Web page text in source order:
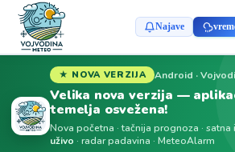
Najave
★ NOVA VERZIJA Android ·
Velika nova verzija —
temelja osvežena!
Nova početna · tačnija prognoza · satna
uživo · radar padavina · MeteoAlarm